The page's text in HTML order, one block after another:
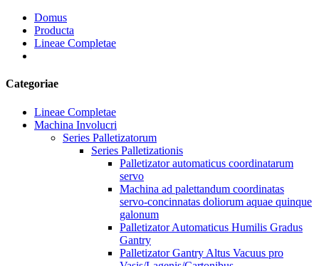
Domus
Producta
Lineae Completae
Categoriae
Lineae Completae
Machina Involucri
Series Palletizatorum
Series Palletizationis
Palletizator automaticus coordinatarum
servo
Machina ad palettandum coordinatas
servo-concinnatas doliorum aquae quinque
galonum
Palletizator Automaticus Humilis Gradus
Gantry
Palletizator Gantry Altus Vacuus pro